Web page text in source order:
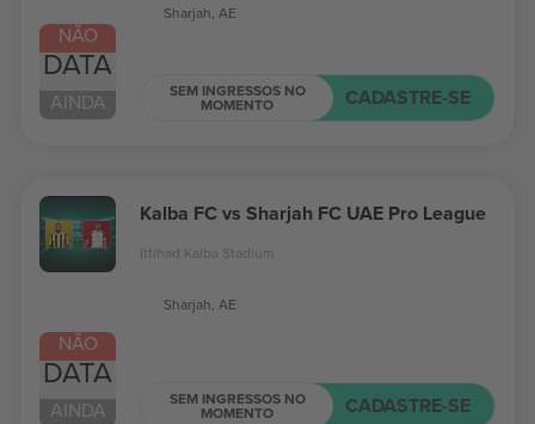
NÃO
DATA
AINDA
Sharjah, AE
SEM INGRESSOS NO
MOMENTO CADASTRE-SE
NÃO
DATA
AINDA
Kalba FC vs Sharjah FC UAE Pro League
Ittihad Kalba Stadium
Sharjah, AE
SEM INGRESSOS NO
MOMENTO CADASTRE-SE